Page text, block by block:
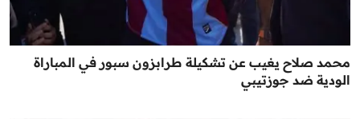
محمد صلاح يغيب عن تشكيلة طرابزون سبور في المباراة
الودية ضد جوزتيبي